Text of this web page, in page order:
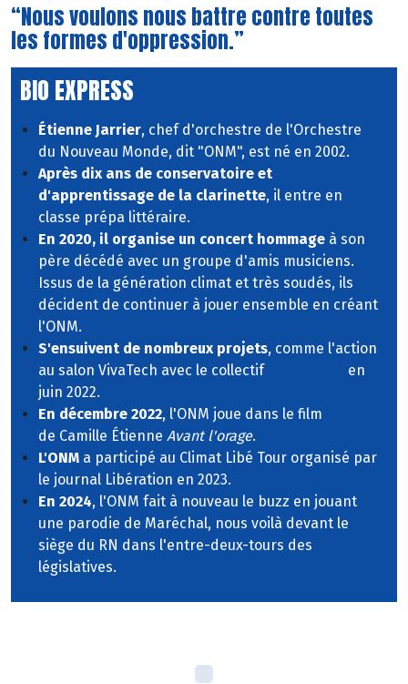
“Nous voulons nous battre contre toutes
les formes d'oppression.”
BIO EXPRESS
Étienne Jarrier, chef d'orchestre de l'Orchestre
du Nouveau Monde, dit "ONM", est né en 2002.
Après dix ans de conservatoire et
d'apprentissage de la clarinette, il entre en
classe prépa littéraire.
En 2020, il organise un concert hommage à son
père décédé avec un groupe d'amis musiciens.
Issus de la génération climat et très soudés, ils
décident de continuer à jouer ensemble en créant
l'ONM.
S'ensuivent de nombreux projets, comme l'action
au salon VivaTech avec le collectif
en
juin 2022.
En décembre 2022, l'ONM joue dans le film
de Camille Étienne Avant l'orage.
L'ONM a participé au Climat Libé Tour organisé par
le journal Libération en 2023.
En 2024, l'ONM fait à nouveau le buzz en jouant
une parodie de Maréchal, nous voilà devant le
siège du RN dans l'entre-deux-tours des
législatives.